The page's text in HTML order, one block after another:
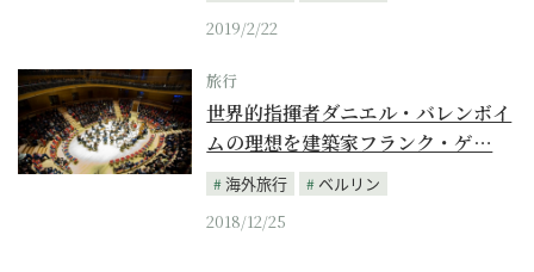
2019/2/22
旅行
世界的指揮者ダニエル・バレンボイ
ムの理想を建築家フランク・ゲ…
海外旅行
ベルリン
2018/12/25